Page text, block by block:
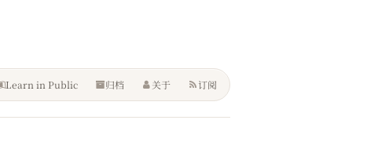
Learn in Public 归档 关于 订阅